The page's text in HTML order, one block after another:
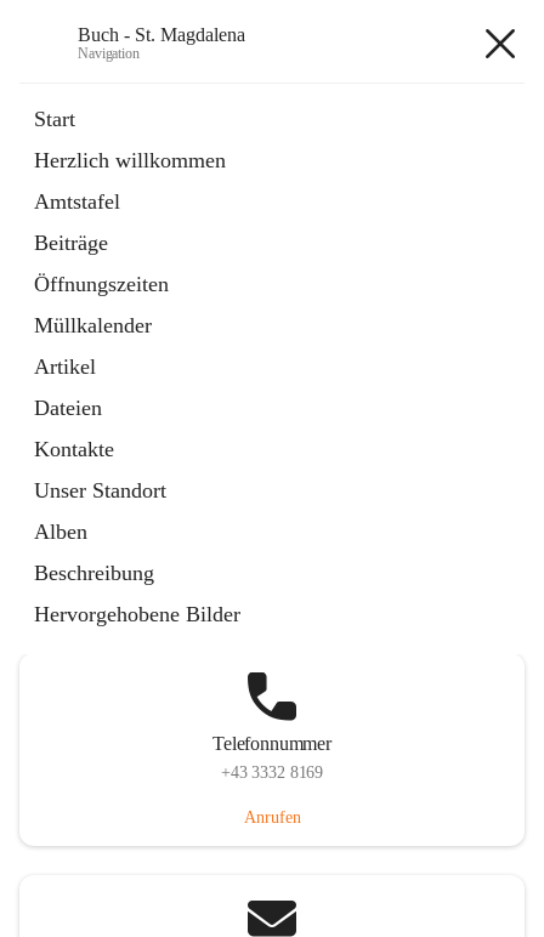
Buch - St. Magdalena
Navigation
Start
Herzlich willkommen
Amtstafel
Beiträge
Öffnungszeiten
Müllkalender
Artikel
Dateien
Kontakte
Unser Standort
Alben
Beschreibung
Hervorgehobene Bilder
11 Schnellzugriffe
Bürgerservice
10 Schnellzugriffe
Telefonnummer
+43 3332 8169
Anrufen